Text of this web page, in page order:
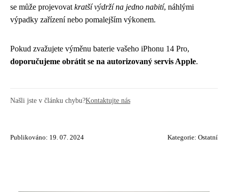
se může projevovat kratší výdrží na jedno nabití, náhlými
výpadky zařízení nebo pomalejším výkonem.
Pokud zvažujete výměnu baterie vašeho iPhonu 14 Pro,
doporučujeme obrátit se na autorizovaný servis Apple.
Našli jste v článku chybu?Kontaktujte nás
Publikováno: 19. 07. 2024 Kategorie: Ostatní